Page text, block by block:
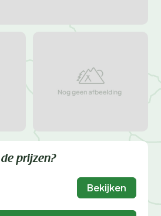
prijzen?
Bekijken